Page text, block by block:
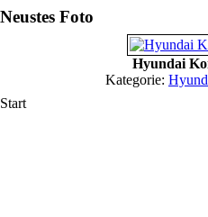
Neustes Foto
Hyundai
Kategorie:
Start